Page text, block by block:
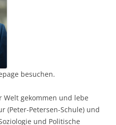
besuchen.
Welt gekommen und lebe
(Peter-Petersen-Schule) und
und Politische